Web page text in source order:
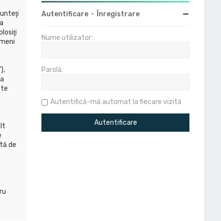
de
Autentificare • Înregistrare
Nume utilizator:
Parolă:
Autentifică-mă automat la fiecare vizită